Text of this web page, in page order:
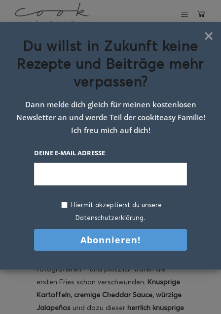
Loaded Fries
9. JUNI 2026
Kennt Ihr diese Gerichte, bei denen plötzlich
alle in der Küche stehen und„nur kurz
wollen? 😄 Genau so sind diese
fotografieren – und plötzlich waren die
ersten Fries schon verschwunden. Knusprige
Kartoffeln, cremige Cheddar Sauce, würzige
Jalapeños und dazu dieser herrlich knusprige
×
Du willst in Zukunft keine
Rezepte und Beiträge mehr
verpassen?
Dann melde dich gleich für meinen kostenlosen
Newsletter an und werde Teil der cookiteasy Familie!
Ich freu mich auf dich!
DEINE E-MAIL ADRESSE
Hiermit akzeptierst du unsere
Datenschutzerklärung.